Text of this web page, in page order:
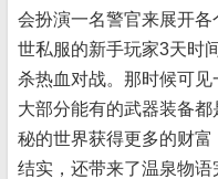
会扮演一名警官来展开
世私服的新手玩家3天时
杀热血对战。那时候可见
大部分能有的武器装备
秘的世界获得更多的财
结实，还带来了温泉物语